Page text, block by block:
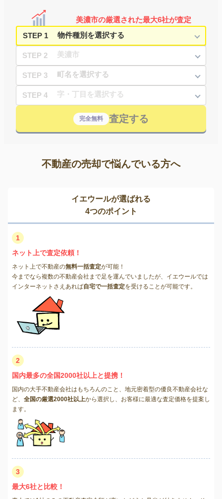
美濃市の厳選された最大6社が査定
STEP 1
STEP 2
STEP 3
STEP 4
完全無料 査定する
不動産の売却で悩んでいる方へ
イエウールが選ばれる
4つのポイント
1
ネット上で査定依頼！
ネット上で不動産の無料一括査定が可能！
今までなら複数の不動産会社まで足を運んでいましたが、イエウールでは
インターネットさえあれば自宅で一括査定を受けることが可能です。
2
国内最多の全国2000社以上と提携！
国内の大手不動産会社はもちろんのこと、地元密着型の優良不動産会社な
ど、 全国の厳選2000社以上から選択し、お客様に最適な査定価格を提案し
ます。
3
最大6社と比較！